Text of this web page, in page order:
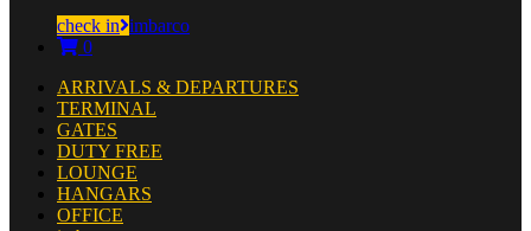
check in imbarco
0
ARRIVALS & DEPARTURES
TERMINAL
GATES
DUTY FREE
LOUNGE
HANGARS
OFFICE